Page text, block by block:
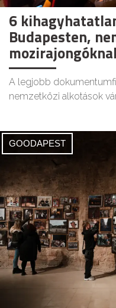
6
Budapesten,
A legjobb
nemzetközi alkotások
GOODAPEST